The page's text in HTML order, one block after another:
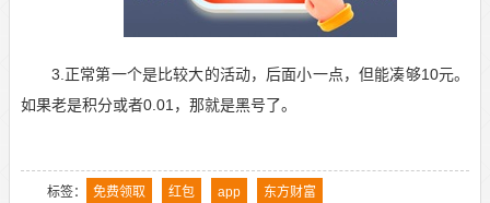
3.正常第一个是比较大的活动，后面小一点，但能凑够10元。
如果老是积分或者0.01，那就是黑号了。
标签： 免费领取 红包 app 东方财富